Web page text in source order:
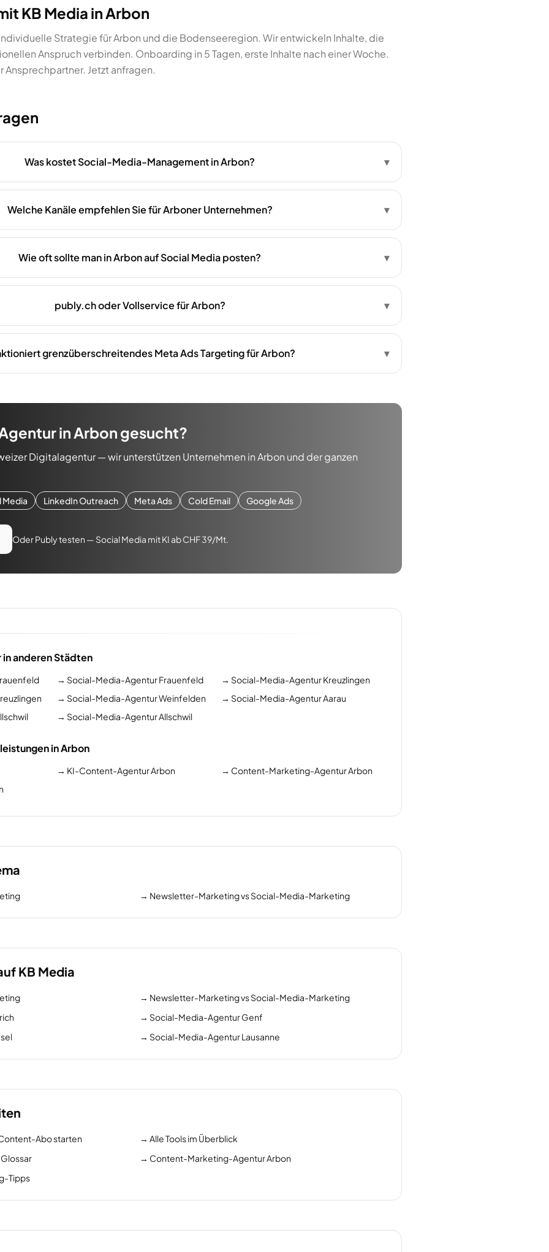
KB Media in Arbon
Strategie für Arbon und die Bodenseeregion. Wir entwickeln Inhalte, die
Anspruch verbinden. Onboarding in 5 Tagen, erste Inhalte nach einer Woche.
Jetzt anfragen.
Was kostet Social-Media-Management in Arbon? ▾
Welche Kanäle empfehlen Sie für Arboner Unternehmen? ▾
Wie oft sollte man in Arbon auf Social Media posten? ▾
publy.ch oder Vollservice für Arbon? ▾
grenzüberschreitendes Meta Ads Targeting für Arbon? ▾
inArbon gesucht?
Digitalagentur — wir unterstützen Unternehmen inArbon und der ganzen
Media LinkedIn Outreach Meta Ads Cold Email Google Ads
Oder Publy testen — Social Media mit KI ab CHF 39/Mt.
anderen Städten
→ Social-Media-Agentur Frauenfeld → Social-Media-Agentur Kreuzlingen
→ Social-Media-Agentur Weinfelden → Social-Media-Agentur Aarau
→ Social-Media-Agentur Allschwil
in Arbon
→ KI-Content-Agentur Arbon → Content-Marketing-Agentur Arbon
→ Newsletter-Marketing vs Social-Media-Marketing
KB Media
→ Newsletter-Marketing vs Social-Media-Marketing
→ Social-Media-Agentur Genf
→ Social-Media-Agentur Lausanne
Abo starten → Alle Tools im Überblick
→ Content-Marketing-Agentur Arbon
Tipps